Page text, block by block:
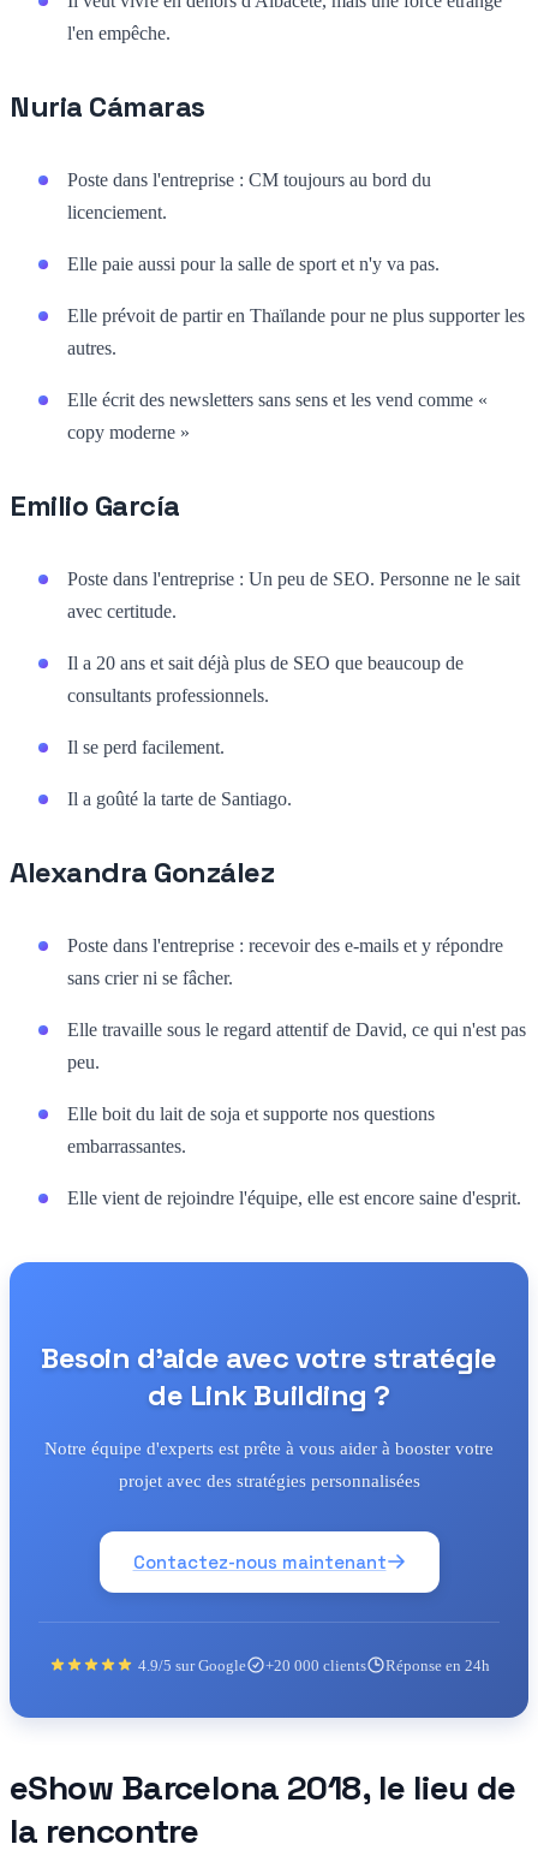
l'en empêche.
Nuria Cámaras
Poste dans l'entreprise : CM toujours au bord du
licenciement.
Elle paie aussi pour la salle de sport et n'y va pas.
Elle prévoit de partir en Thaïlande pour ne plus supporter les
autres.
Elle écrit des newsletters sans sens et les vend comme «
copy moderne »
Emilio García
Poste dans l'entreprise : Un peu de SEO. Personne ne le sait
avec certitude.
Il a 20 ans et sait déjà plus de SEO que beaucoup de
consultants professionnels.
Il se perd facilement.
Il a goûté la tarte de Santiago.
Alexandra González
Poste dans l'entreprise : recevoir des e-mails et y répondre
sans crier ni se fâcher.
Elle travaille sous le regard attentif de David, ce qui n'est pas
peu.
Elle boit du lait de soja et supporte nos questions
embarrassantes.
Elle vient de rejoindre l'équipe, elle est encore saine d'esprit.
Besoin d'aide avec votre stratégie
de Link Building ?
Notre équipe d'experts est prête à vous aider à booster votre
projet avec des stratégies personnalisées
Contactez-nous maintenant
4.9/5 sur Google +20 000 clients Réponse en 24h
eShow Barcelona 2018, le lieu de
la rencontre